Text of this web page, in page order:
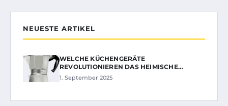
NEUESTE ARTIKEL
WELCHE KÜCHENGERÄTE
REVOLUTIONIEREN DAS HEIMISCHE…
1. September 2025